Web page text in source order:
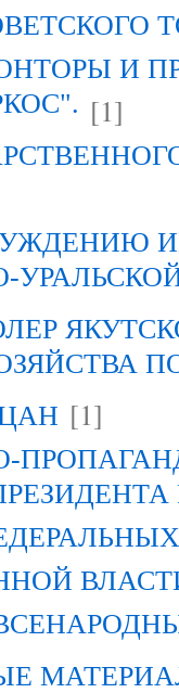
И
[1]
[1]